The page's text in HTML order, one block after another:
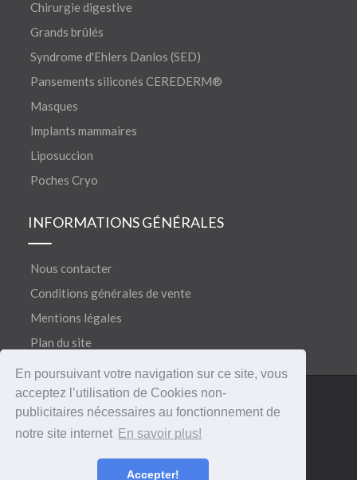
En poursuivant votre navigation sur ce site, vous
acceptez l’utilisation de Cookies non-
publicitaires nécessaires au fonctionnement de
notre site internet En savoir plus!
Accepter!
Chirurgie digestive
Grands brûlés
Syndrome d'Ehlers Danlos (SED)
Pansements siliconés CEREDERM®
Masques
Implants mammaires
Liposuccion
Poches Cryo
INFORMATIONS GÉNÉRALES
Nous contacter
Conditions générales de vente
Mentions légales
Plan du site
Copyright 2018©CERECARE® • Tous droits réservés